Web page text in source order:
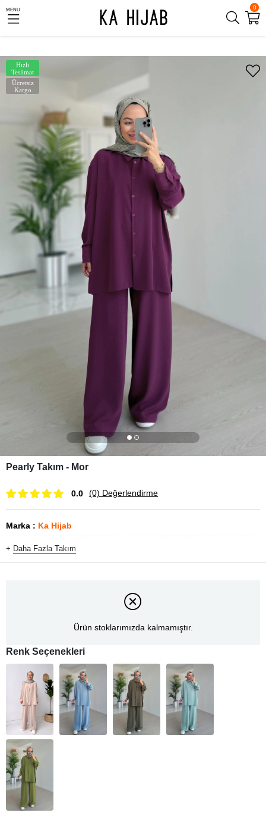
0
MENU
Ücretsiz
Kargo
Hızlı
Teslimat
Pearly Takım - Mor
0.0 (0) Değerlendirme
Marka : Ka Hijab
+ Daha Fazla Takım
Ürün stoklarımızda kalmamıştır.
Renk Seçenekleri